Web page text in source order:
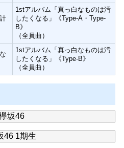
1stアルバム「真っ白なものは汚
したくなる」《Type-A・Type-
B》
（全員曲）
1stアルバム「真っ白なものは汚
したくなる」《Type-B》
（全員曲）
坂46
46 1期生